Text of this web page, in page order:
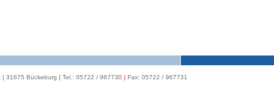
| 31675 Bückeburg | Tel.: 05722 / 967730 | Fax: 05722 / 967731